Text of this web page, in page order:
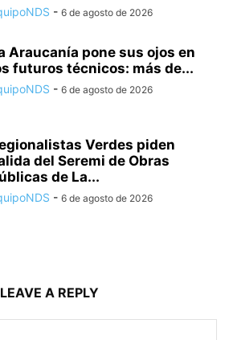
- 6 de agosto de 2026
Araucanía pone sus ojos en
futuros técnicos: más de...
- 6 de agosto de 2026
Verdes piden
del Seremi de Obras
de La...
- 6 de agosto de 2026
LEAVE A REPLY